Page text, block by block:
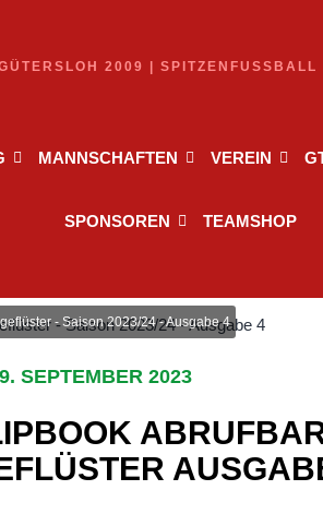
2009 | SPITZENFUSSBALL
MANNSCHAFTEN VEREIN
SPONSOREN TEAMSHOP
- Saison 2023/24 - Ausgabe 4
SEPTEMBER 2023